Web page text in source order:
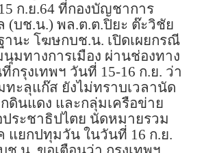
ก.ย.64 ที่กองบัญชาการ
(บช.น.) พล.ต.ต.ปิยะ ต๊ะวิชัย
านะ โฆษกบช.น. เปิดเผยกรณี
มทางการเมือง ผ่านช่องทาง
กรุงเทพฯ วันที่ 15-16 ก.ย. ว่า
ะลุแก๊ส ยังไม่ทราบเวลานัด
ดินแดง และกลุ่มเครือข่าย
ระชาธิปไตย นัดหมายรวม
แยกปทุมวัน ในวันที่ 16 ก.ย.